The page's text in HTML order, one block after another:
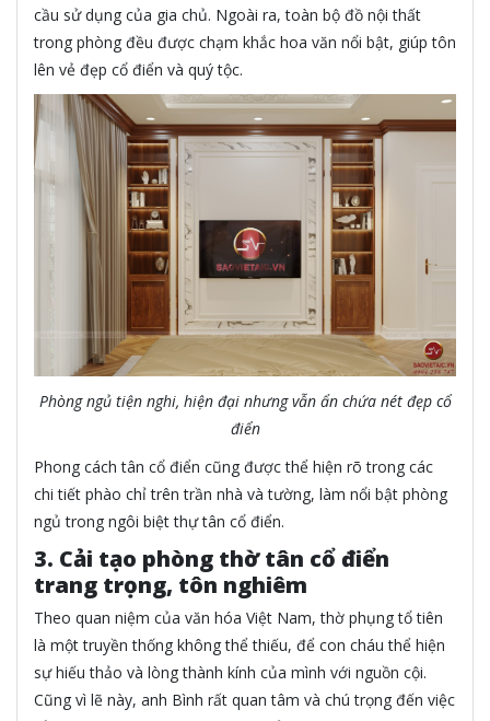
cầu sử dụng của gia chủ. Ngoài ra, toàn bộ đồ nội thất
trong phòng đều được chạm khắc hoa văn nổi bật, giúp tôn
lên vẻ đẹp cổ điển và quý tộc.
Phòng ngủ tiện nghi, hiện đại nhưng vẫn ẩn chứa nét đẹp cổ
điển
Phong cách tân cổ điển cũng được thể hiện rõ trong các
chi tiết phào chỉ trên trần nhà và tường, làm nổi bật phòng
ngủ trong ngôi biệt thự tân cổ điển.
3. Cải tạo phòng thờ tân cổ điển
trang trọng, tôn nghiêm
Theo quan niệm của văn hóa Việt Nam, thờ phụng tổ tiên
là một truyền thống không thể thiếu, để con cháu thể hiện
sự hiếu thảo và lòng thành kính của mình với nguồn cội.
Cũng vì lẽ này, anh Bình rất quan tâm và chú trọng đến việc